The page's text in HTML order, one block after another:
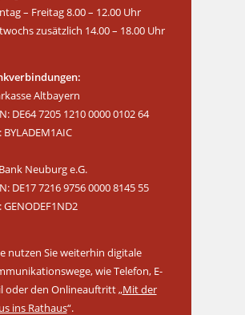
– Freitag 8.00 – 12.00 Uhr
zusätzlich 14.00 – 18.00 Uhr
Altbayern
DE64 7205 1210 0000 0102 64
BYLADEM1AIC
Neuburg e.G.
DE17 7216 9756 0000 8145 55
GENODEF1ND2
nutzen Sie weiterhin digitale
wie Telefon, E-
oder den Onlineauftritt „Mit der
ins Rathaus“.